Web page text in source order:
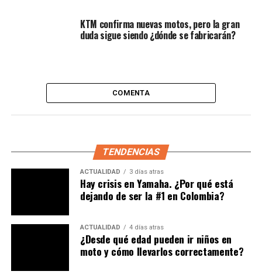
inducción en tierra basada en la regulación federal SFAR
Nº 73, antes de pasar al simulacro de movimientos y
consiste en mantener el aparato quieto en el aire el
mayor tiempo posible.
que quienes no tienen experiencia en moto.
¿Puedes ser motociclista y volar un
helicoptero?
KTM confirma nuevas motos, pero la gran
duda sigue siendo ¿dónde se fabricarán?
COMENTA
TENDENCIAS
ACTUALIDAD 3 días atras
Hay crisis en Yamaha. ¿Por qué está
dejando de ser la #1 en Colombia?
ACTUALIDAD 4 días atras
¿Desde qué edad pueden ir niños en
moto y cómo llevarlos correctamente?